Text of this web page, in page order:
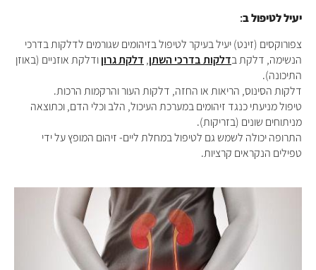
יעיל לטיפול ב:
צפורוקסים (זינט) יעיל בעיקר לטיפול בזיהומים שגורמים לדלקות בדרכי
הנשימה, דלקת בדלקות בדרכי השתן, דלקת גרוןודלקת אוזניים (באוזן
התיכונה).
דלקות הסינוס, הריאות או החזה, דלקות העור והרקמות הרכות.
טיפול מניעתי כנגד זיהומים במערכת העיכול, הלב וכלי הדם, וכתוצאה
מניתוחים שונים (בזריקות).
התרופה יכולה לשמש גם לטיפול במחלת ליים- זיהום המופץ על ידי
טפילים הנקראים קרציות.